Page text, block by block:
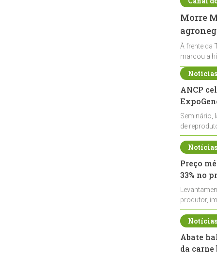
Morre
À frente da
marcou a
ANCP
Seminário,
de
durante a
Preço
33% no
produtor,
de leite cru
Abate
da